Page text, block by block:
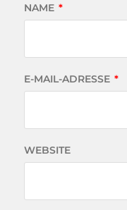
NAME *
E-MAIL-ADRESSE *
WEBSITE